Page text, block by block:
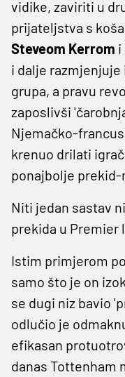
vidike, zaviriti u
prijateljstva s
Steveom Kerrom i
i dalje
grupa, a pravu
zaposlivši
Njemačko-
krenuo drilati
ponajbolje
Niti jedan sastav
prekida u Premier
Istim primjerom
samo što je on
se dugi niz bavio
odlučio je
efikasan
danas Tottenham